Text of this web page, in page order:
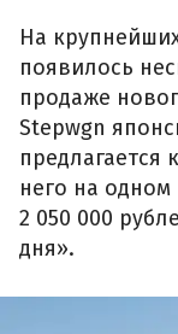
На
появилось
продаже
Stepwgn
предлагается
него на одном
2 050 000
дня».